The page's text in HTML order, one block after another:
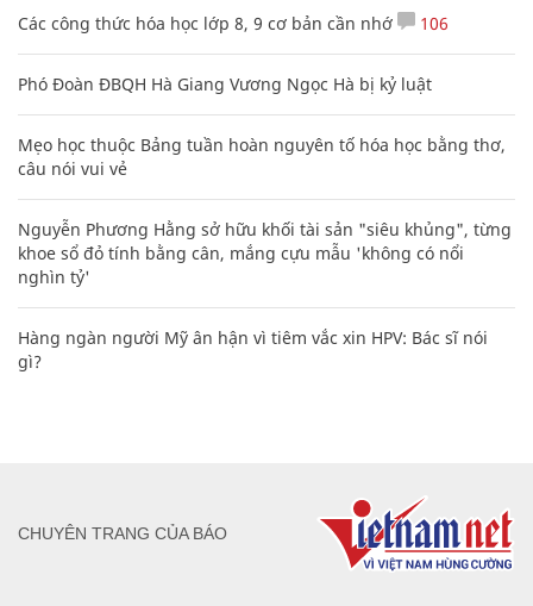
Các công thức hóa học lớp 8, 9 cơ bản cần nhớ 106
Phó Đoàn ĐBQH Hà Giang Vương Ngọc Hà bị kỷ luật
Mẹo học thuộc Bảng tuần hoàn nguyên tố hóa học bằng thơ,
câu nói vui vẻ
Nguyễn Phương Hằng sở hữu khối tài sản "siêu khủng", từng
khoe sổ đỏ tính bằng cân, mắng cựu mẫu 'không có nổi
nghìn tỷ'
Hàng ngàn người Mỹ ân hận vì tiêm vắc xin HPV: Bác sĩ nói
gì?
CHUYÊN TRANG CỦA BÁO